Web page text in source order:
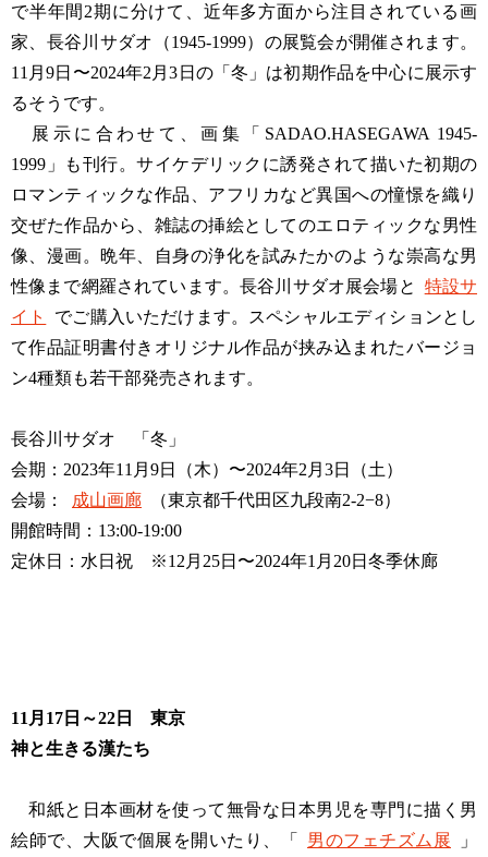
で半年間2期に分けて、近年多方面から注目されている画
家、長谷川サダオ（1945-1999）の展覧会が開催されます。
11月9日〜2024年2月3日の「冬」は初期作品を中心に展示す
るそうです。
展示に合わせて、画集「SADAO.HASEGAWA 1945-
1999」も刊行。サイケデリックに誘発されて描いた初期の
ロマンティックな作品、アフリカなど異国への憧憬を織り
交ぜた作品から、雑誌の挿絵としてのエロティックな男性
像、漫画。晩年、自身の浄化を試みたかのような崇高な男
性像まで網羅されています。長谷川サダオ展会場と
特設サ
イト
でご購入いただけます。スペシャルエディションとし
て作品証明書付きオリジナル作品が挟み込まれたバージョ
ン4種類も若干部発売されます。
長谷川サダオ 「冬」
会期：2023年11月9日（木）〜2024年2月3日（土）
会場：
成山画廊
（東京都千代田区九段南2-2−8）
開館時間：13:00-19:00
定休日：水日祝 ※12月25日〜2024年1月20日冬季休廊
11月17日～22日 東京
神と生きる漢たち
和紙と日本画材を使って無骨な日本男児を専門に描く男
絵師で、大阪で個展を開いたり、「
男のフェチズム展
」